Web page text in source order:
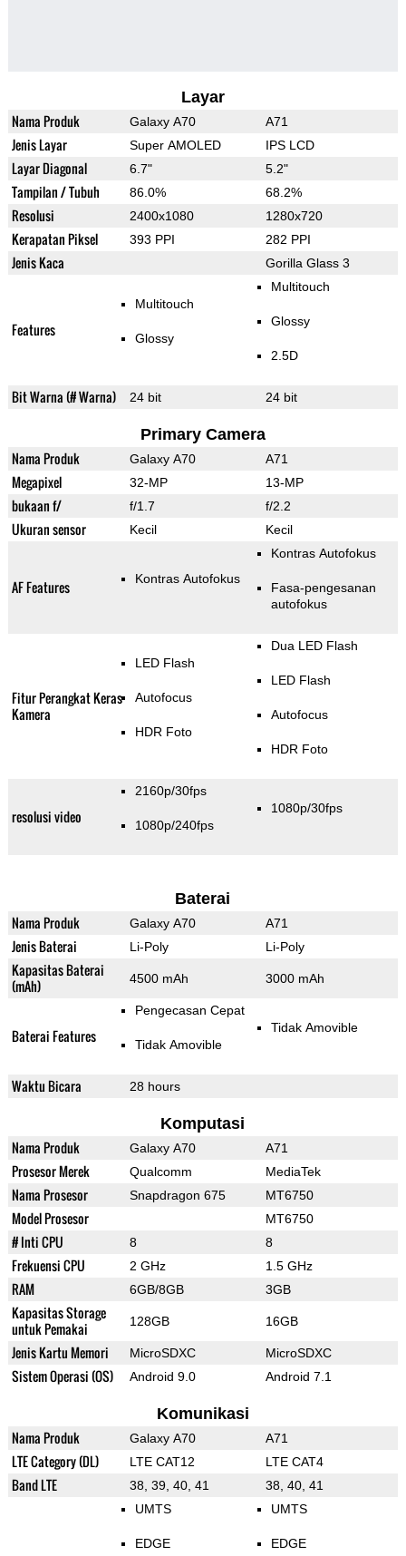
Layar
Nama Produk Galaxy A70 A71
Jenis Layar Super AMOLED IPS LCD
Layar Diagonal 6.7" 5.2"
Tampilan / Tubuh 86.0% 68.2%
Resolusi 2400x1080 1280x720
Kerapatan Piksel 393 PPI 282 PPI
Jenis Kaca Gorilla Glass 3
Features
Multitouch
Glossy
Multitouch
Glossy
2.5D
Bit Warna (# Warna) 24 bit 24 bit
Primary Camera
Nama Produk Galaxy A70 A71
Megapixel 32-MP 13-MP
bukaan f/ f/1.7 f/2.2
Ukuran sensor Kecil Kecil
AF Features Kontras Autofokus
Kontras Autofokus
Fasa-pengesanan
autofokus
Fitur Perangkat Keras
Kamera
LED Flash
Autofocus
HDR Foto
Dua LED Flash
LED Flash
Autofocus
HDR Foto
resolusi video
2160p/30fps
1080p/240fps
1080p/30fps
Baterai
Nama Produk Galaxy A70 A71
Jenis Baterai Li-Poly Li-Poly
Kapasitas Baterai
(mAh)
4500 mAh 3000 mAh
Baterai Features
Pengecasan Cepat
Tidak Amovible
Tidak Amovible
Waktu Bicara 28 hours
Komputasi
Nama Produk Galaxy A70 A71
Prosesor Merek Qualcomm MediaTek
Nama Prosesor Snapdragon 675 MT6750
Model Prosesor MT6750
# Inti CPU 8 8
Frekuensi CPU 2 GHz 1.5 GHz
RAM 6GB/8GB 3GB
Kapasitas Storage
untuk Pemakai
128GB 16GB
Jenis Kartu Memori MicroSDXC MicroSDXC
Sistem Operasi (OS) Android 9.0 Android 7.1
Komunikasi
Nama Produk Galaxy A70 A71
LTE Category (DL) LTE CAT12 LTE CAT4
Band LTE 38, 39, 40, 41
38, 40, 41
UMTS
EDGE
UMTS
EDGE